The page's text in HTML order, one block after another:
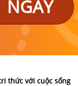
NGÀY
thức với cuộc sống